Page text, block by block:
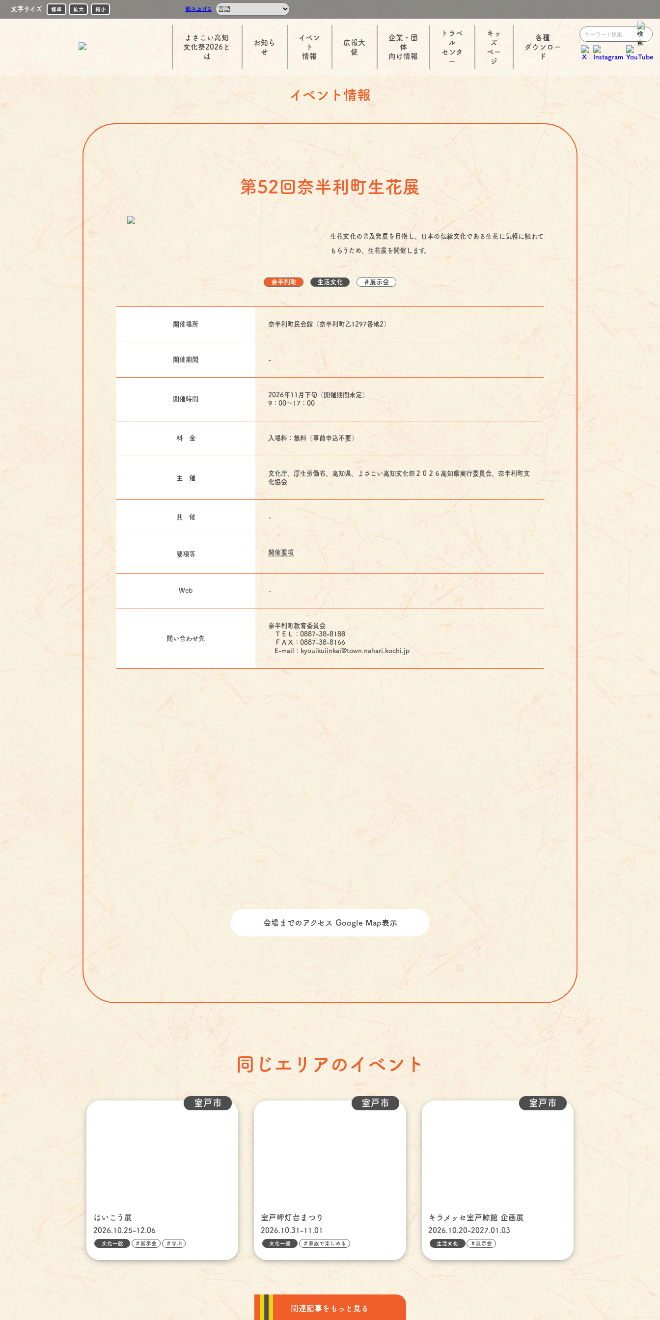
文字サイズ 標準 拡大 縮小 読み上げる
よさこい高知
文化祭2026と
は
お知ら
せ
イベン
ト
情報
広報大
使
企業・団
体
向け情報
トラベ
ル
センタ
ー
キッ
ズ
ペー
ジ
各種
ダウンロー
ド
イベント情報
第52回奈半利町生花展
生花文化の普及発展を目指し、日本の伝統文化である生花に気軽に触れて
もらうため、生花展を開催します。
奈半利町 生活文化 ＃展示会
開催場所 奈半利町民会館（奈半利町乙1297番地2）
開催期間 -
開催時間
2026年11月下旬（開催期間未定）
9：00～17：00
料 金 入場料：無料（事前申込不要）
主 催
文化庁、厚生労働省、高知県、よさこい高知文化祭２０２６高知県実行委員会、奈半利町文
化協会
共 催 -
要項等 開催要項
Web -
問い合わせ先
奈半利町教育委員会
ＴＥＬ：0887-38-8188
ＦＡＸ：0887-38-8166
E-mail：kyouikuiinkai@town.nahari.kochi.jp
会場までのアクセス Google Map表示
同じエリアのイベント
はいこう展
2026.10.25-12.06
室戸市
文化一般 ＃展示会 ＃学ぶ
室戸岬灯台まつり
2026.10.31-11.01
室戸市
文化一般 ＃家族で楽しめる
キラメッセ室戸鯨館 企画展
2026.10.20-2027.01.03
室戸市
生活文化 ＃展示会
関連記事をもっと見る